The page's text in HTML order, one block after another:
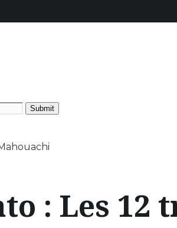
: Les 12